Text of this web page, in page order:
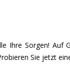
Ihre Sorgen! Auf
Sie jetzt